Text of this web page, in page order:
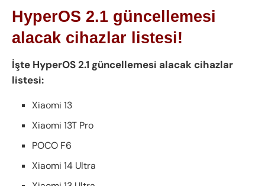
HyperOS 2.1 güncellemesi
alacak cihazlar listesi!
İşte HyperOS 2.1 güncellemesi alacak cihazlar
listesi:
Xiaomi 13
Xiaomi 13T Pro
POCO F6
Xiaomi 14 Ultra